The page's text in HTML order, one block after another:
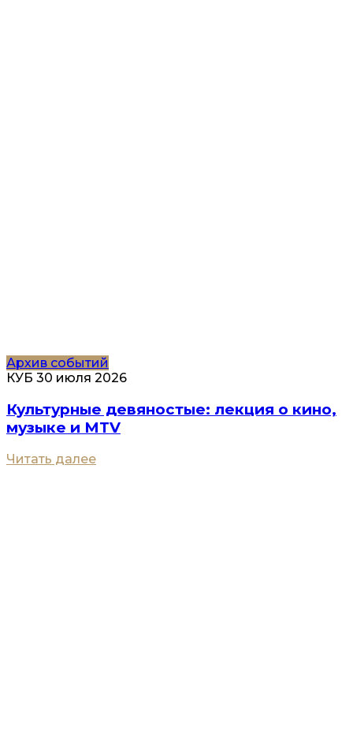
Архив событий
КУБ 30 июля 2026
Культурные девяностые: лекция о кино,
музыке и MTV
Читать далее